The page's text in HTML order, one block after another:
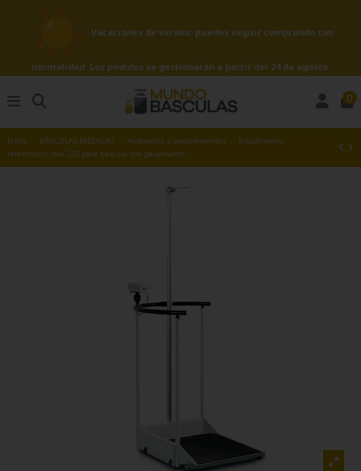
Vacaciones de verano: puedes seguir comprando con
normalidad. Los pedidos se gestionarán a partir del 24 de agosto.
0
Inicio BÁSCULAS MÉDICAS Accesorios y complementos
Estadímetro
telescópico seca 223 para báscula con pasamanos